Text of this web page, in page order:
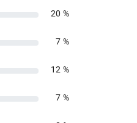
20 %
7 %
12 %
7 %